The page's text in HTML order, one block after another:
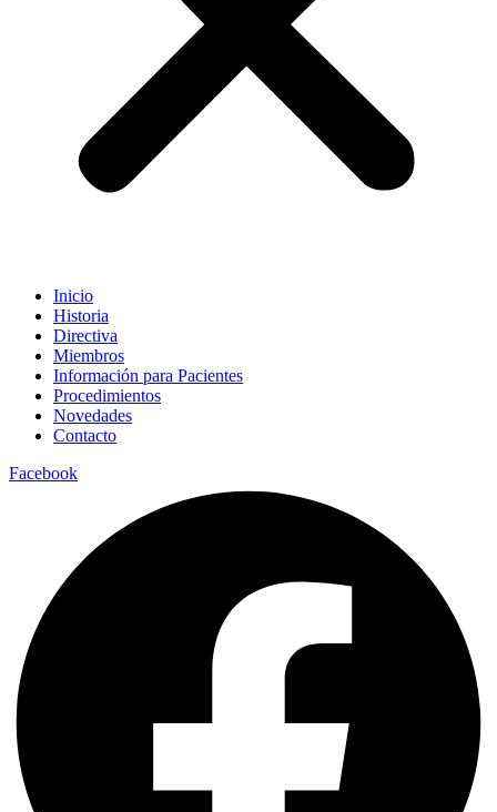
Inicio
Historia
Directiva
Miembros
Información para Pacientes
Procedimientos
Novedades
Contacto
Facebook